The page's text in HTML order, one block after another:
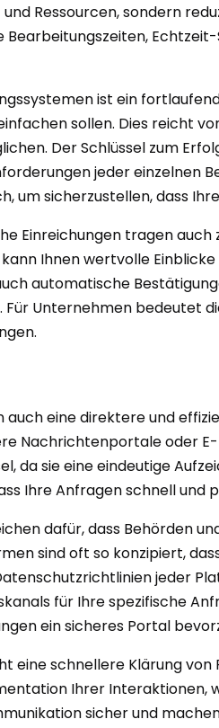
Ressourcen, sondern
ist ein
sollen. Dies reicht
Der Schlüssel zum
jeder einzelnen
um sicherzustellen, dass
Einreichungen tragen
Ihnen wertvolle
automatische
Unternehmen bedeutet
eine direktere und
Nachrichtenportale oder
sie eine eindeutige
Ihre Anfragen schnell
dafür, dass Behörden
sind oft so konzipiert,
jeder
für Ihre spezifische
ein sicheres Portal
eine schnellere Klärung
Ihrer Interaktionen,
sicher und